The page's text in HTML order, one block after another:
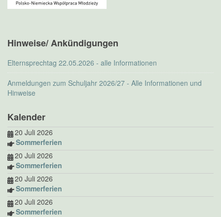
Hinweise/ Ankündigungen
Elternsprechtag 22.05.2026 - alle Informationen
Anmeldungen zum Schuljahr 2026/27 - Alle Informationen und
Hinweise
Kalender
20 Juli 2026
Sommerferien
20 Juli 2026
Sommerferien
20 Juli 2026
Sommerferien
20 Juli 2026
Sommerferien